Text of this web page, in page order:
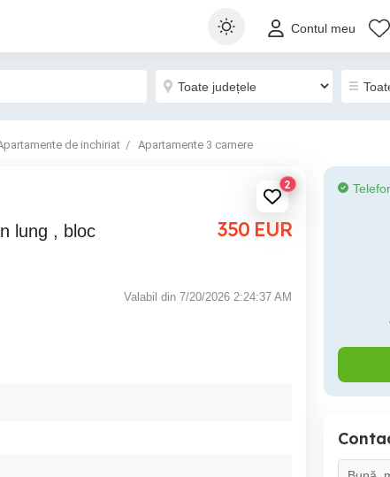
Contul meu
de inchiriat Apartamente 3 camere
2
350 EUR
Valabil din 7/20/2026 2:24:37 AM